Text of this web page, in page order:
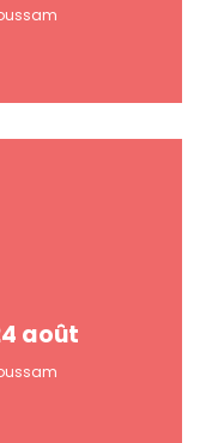
août